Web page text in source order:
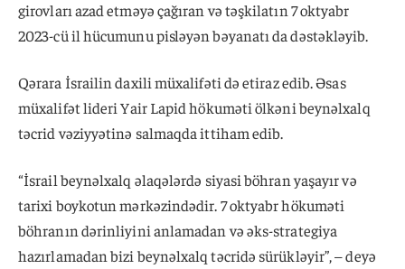
girovları azad etməyə çağıran və təşkilatın 7 oktyabr
2023-cü il hücumunu pisləyən bəyanatı da dəstəkləyib.
Qərara İsrailin daxili müxalifəti də etiraz edib. Əsas
müxalifət lideri Yair Lapid hökuməti ölkəni beynəlxalq
təcrid vəziyyətinə salmaqda ittiham edib.
“İsrail beynəlxalq əlaqələrdə siyasi böhran yaşayır və
tarixi boykotun mərkəzindədir. 7 oktyabr hökuməti
böhranın dərinliyini anlamadan və əks-strategiya
hazırlamadan bizi beynəlxalq təcridə sürükləyir”, – deyə